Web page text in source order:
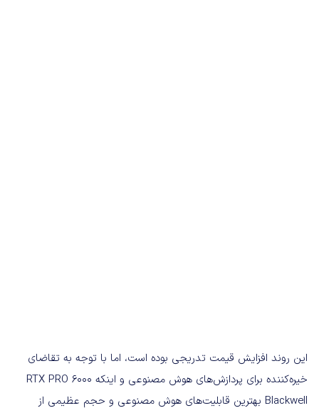
این روند افزایش قیمت تدریجی بوده است، اما با توجه به تقاضای
خیره‌کننده برای پردازش‌های هوش مصنوعی و اینکه RTX PRO 6000
Blackwell بهترین قابلیت‌های هوش مصنوعی و حجم عظیمی از